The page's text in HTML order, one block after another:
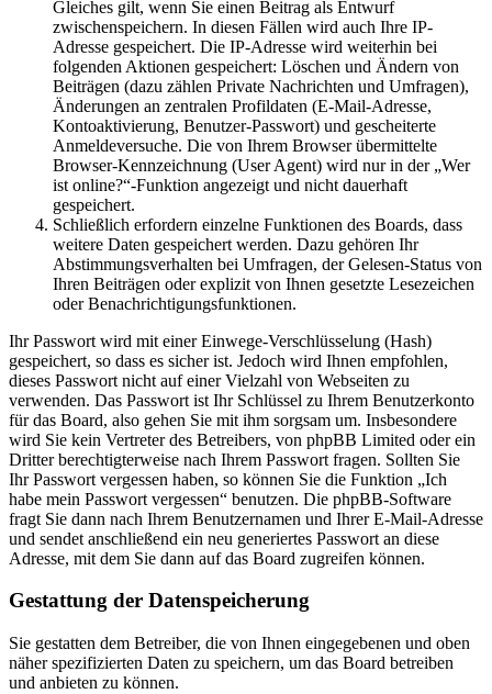
Gleiches gilt, wenn Sie einen Beitrag als Entwurf
zwischenspeichern. In diesen Fällen wird auch Ihre IP-
Adresse gespeichert. Die IP-Adresse wird weiterhin bei
folgenden Aktionen gespeichert: Löschen und Ändern von
Beiträgen (dazu zählen Private Nachrichten und Umfragen),
Änderungen an zentralen Profildaten (E-Mail-Adresse,
Kontoaktivierung, Benutzer-Passwort) und gescheiterte
Anmeldeversuche. Die von Ihrem Browser übermittelte
Browser-Kennzeichnung (User Agent) wird nur in der „Wer
ist online?“-Funktion angezeigt und nicht dauerhaft
gespeichert.
Schließlich erfordern einzelne Funktionen des Boards, dass
weitere Daten gespeichert werden. Dazu gehören Ihr
Abstimmungsverhalten bei Umfragen, der Gelesen-Status von
Ihren Beiträgen oder explizit von Ihnen gesetzte Lesezeichen
oder Benachrichtigungsfunktionen.
Ihr Passwort wird mit einer Einwege-Verschlüsselung (Hash)
gespeichert, so dass es sicher ist. Jedoch wird Ihnen empfohlen,
dieses Passwort nicht auf einer Vielzahl von Webseiten zu
verwenden. Das Passwort ist Ihr Schlüssel zu Ihrem Benutzerkonto
für das Board, also gehen Sie mit ihm sorgsam um. Insbesondere
wird Sie kein Vertreter des Betreibers, von phpBB Limited oder ein
Dritter berechtigterweise nach Ihrem Passwort fragen. Sollten Sie
Ihr Passwort vergessen haben, so können Sie die Funktion „Ich
habe mein Passwort vergessen“ benutzen. Die phpBB-Software
fragt Sie dann nach Ihrem Benutzernamen und Ihrer E-Mail-Adresse
und sendet anschließend ein neu generiertes Passwort an diese
Adresse, mit dem Sie dann auf das Board zugreifen können.
Gestattung der Datenspeicherung
Sie gestatten dem Betreiber, die von Ihnen eingegebenen und oben
näher spezifizierten Daten zu speichern, um das Board betreiben
und anbieten zu können.